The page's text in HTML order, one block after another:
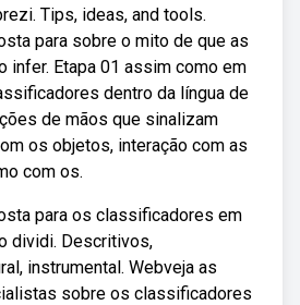
Tips, ideas, and tools.
para sobre o mito de que as
infer. Etapa 01 assim como em
dentro da língua de
de mãos que sinalizam
os objetos, interação com as
com os.
para os classificadores em
dividi. Descritivos,
instrumental. Webveja as
sobre os classificadores